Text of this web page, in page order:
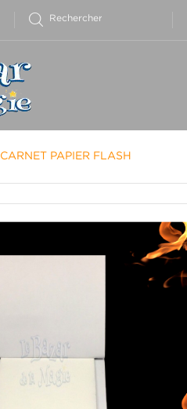
CARNET PAPIER FLASH